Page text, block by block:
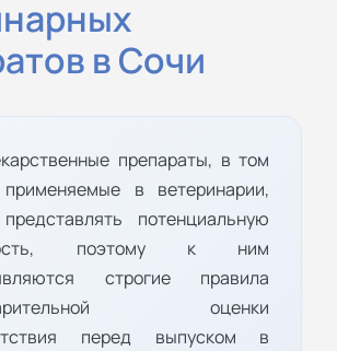
в Сочи
препараты, в том
в ветеринарии,
потенциальную
поэтому к ним
строгие правила
оценки
перед выпуском в